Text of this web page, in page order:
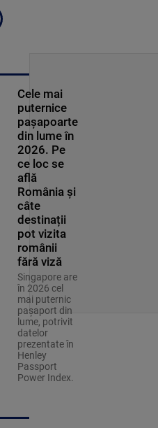
Cele mai
puternice
pașapoarte
din lume în
2026. Pe
ce loc se
află
România și
câte
destinații
pot vizita
românii
fără viză
Singapore are
în 2026 cel
mai puternic
pașaport din
lume, potrivit
datelor
prezentate în
Henley
Passport
Power Index.